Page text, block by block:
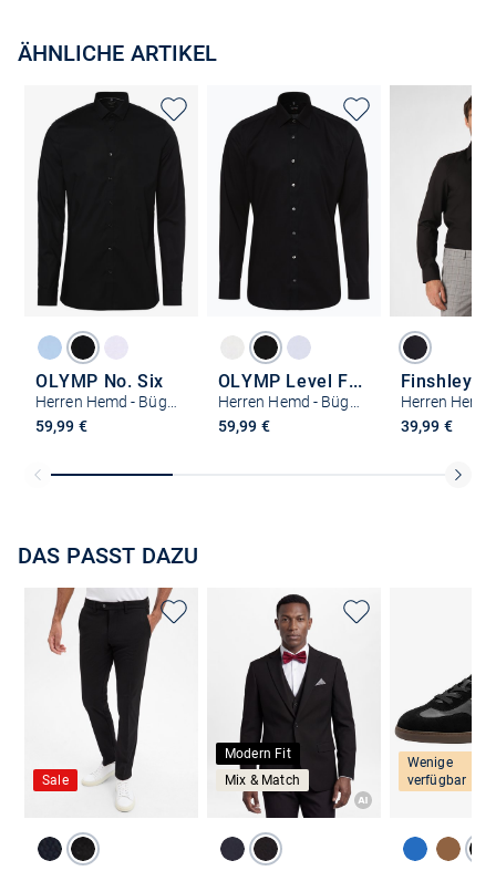
ÄHNLICHE ARTIKEL
OLYMP No. Six
59,99 €
OLYMP Level Five
59,99 €
39,99 €
DAS PASST DAZU
Sale
Modern Fit
Mix & Match
Wenige
verfügbar